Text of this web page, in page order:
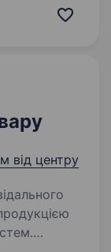
від центру